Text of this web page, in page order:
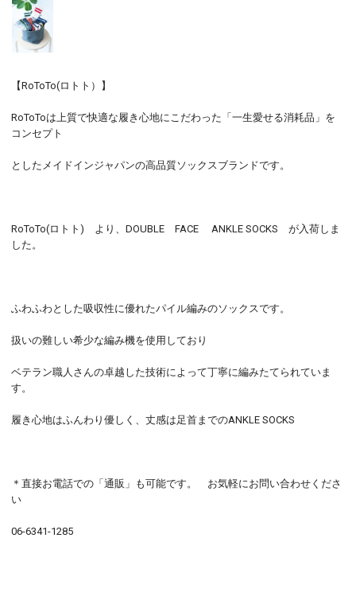
【RoToTo(ロトト）】
RoToToは上質で快適な履き心地にこだわった「一生愛せる消耗品」を
コンセプト
としたメイドインジャパンの高品質ソックスブランドです。
RoToTo(ロトト) より、DOUBLE FACE ANKLE SOCKS が入荷しま
した。
ふわふわとした吸収性に優れたパイル編みのソックスです。
扱いの難しい希少な編み機を使用しており
ベテラン職人さんの卓越した技術によって丁寧に編みたてられていま
す。
履き心地はふんわり優しく、丈感は足首までのANKLE SOCKS
＊直接お電話での「通販」も可能です。 お気軽にお問い合わせくださ
い
06-6341-1285